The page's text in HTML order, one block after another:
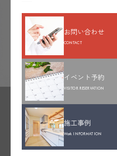
お問い合わせ
CONTACT
イベント予約
VISITOR RESERVATION
施工事例
Work INFORMATION